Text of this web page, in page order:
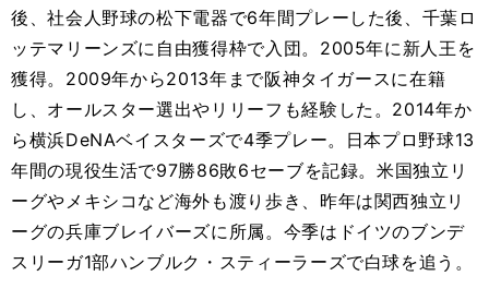
後、社会人野球の松下電器で6年間プレーした後、千葉ロ
ッテマリーンズに自由獲得枠で入団。2005年に新人王を
獲得。2009年から2013年まで阪神タイガースに在籍
し、オールスター選出やリリーフも経験した。2014年か
ら横浜DeNAベイスターズで4季プレー。日本プロ野球13
年間の現役生活で97勝86敗6セーブを記録。米国独立リ
ーグやメキシコなど海外も渡り歩き、昨年は関西独立リ
ーグの兵庫ブレイバーズに所属。今季はドイツのブンデ
スリーガ1部ハンブルク・スティーラーズで白球を追う。